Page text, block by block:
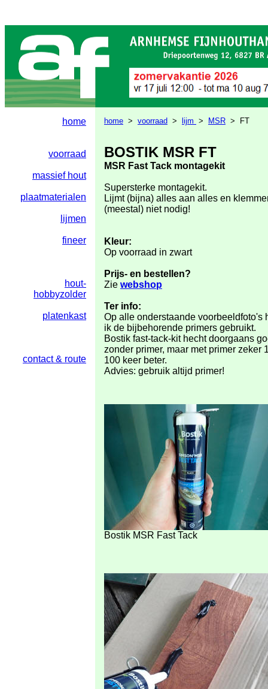
home
voorraad
massief hout
plaatmaterialen
lijmen
fineer
hout-
hobbyzolder
platenkast
contact & route
home > voorraad > lijm > MSR > FT
BOSTIK MSR FT
MSR Fast Tack montagekit
Supersterke montagekit.
Lijmt (bijna) alles aan alles en
(meestal) niet nodig!
Kleur:
Op voorraad in zwart
Prijs- en bestellen?
Zie webshop
Ter info:
Op alle onderstaande voorbeeldfoto's
ik de bijbehorende primers gebruikt.
Bostik fast-tack-kit hecht doorgaans
zonder primer, maar met primer zeker
100 keer beter.
Advies: gebruik altijd primer!
Bostik MSR Fast Tack